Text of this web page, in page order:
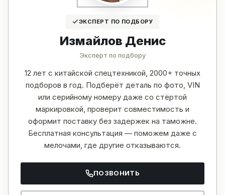
ЭКСПЕРТ ПО ПОДБОРУ
Измайлов Денис
Эксперт по подбору
12 лет с китайской спецтехникой, 2000+ точных
подборов в год. Подберёт деталь по фото, VIN
или серийному номеру даже со стёртой
маркировкой, проверит совместимость и
оформит поставку без задержек на таможне.
Бесплатная консультация — поможем даже с
мелочами, где другие отказываются.
ПОЗВОНИТЬ